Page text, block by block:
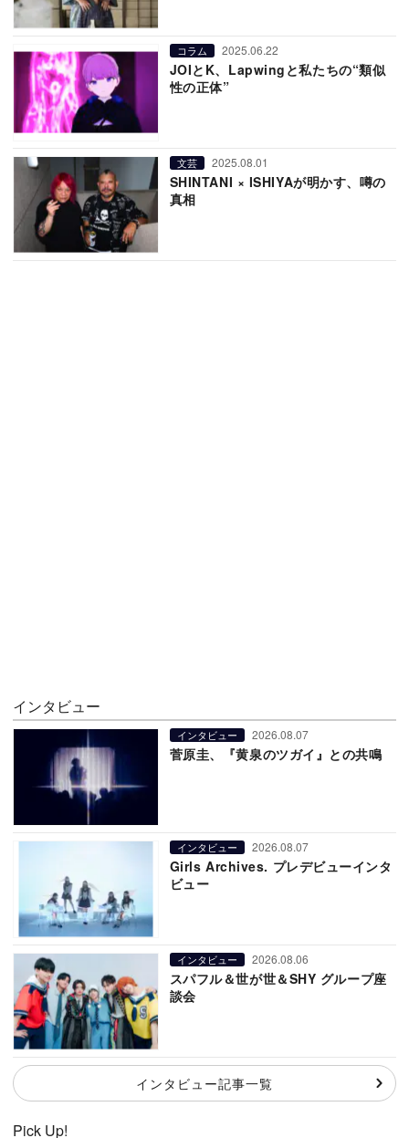
コラム 2025.06.22
JOIとK、Lapwingと私たちの“類似
性の正体”
文芸 2025.08.01
SHINTANI × ISHIYAが明かす、噂の
真相
インタビュー
インタビュー 2026.08.07
菅原圭、『黄泉のツガイ』との共鳴
インタビュー 2026.08.07
Girls Archives. プレデビューインタ
ビュー
インタビュー 2026.08.06
スパフル＆世が世＆SHY グループ座
談会
インタビュー記事一覧
Pick Up!